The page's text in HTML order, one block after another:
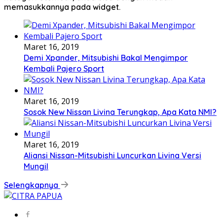
memasukkannya pada widget.
Maret 16, 2019
Demi Xpander, Mitsubishi Bakal Mengimpor
Kembali Pajero Sport
Maret 16, 2019
Sosok New Nissan Livina Terungkap, Apa Kata NMI?
Maret 16, 2019
Aliansi Nissan-Mitsubishi Luncurkan Livina Versi
Mungil
Selengkapnya